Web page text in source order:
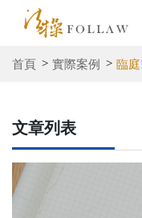
首頁 實際案例 臨
文章列表